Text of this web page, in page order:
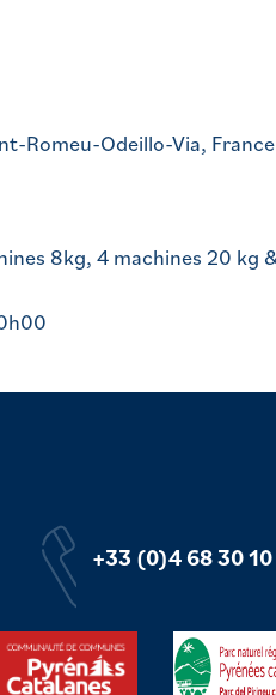
Romeu-Odeillo-Via, France
8kg, 4 machines 20
+33 (0)4 68 30